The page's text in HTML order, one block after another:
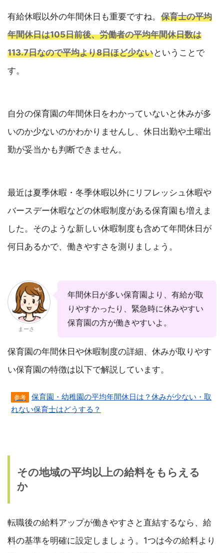
有給休暇以外の年間休日も重要ですね。 保育士の平均
年間休日は105日前後、労働者の平均年間休日数は
113.7日なので平均より8日ほど少ない ということで
す。
自分の保育園の年間休日をわかっていないと休みが多
いのか少ないのかわかりませんし、休日出勤や土曜出
勤が妥当かも判断できません。
最近は夏季休暇・冬季休暇以外にリフレッシュ休暇や
バースデー休暇などの休暇制度がある保育園も増えま
した。そのような新しい休暇制度も含めて年間休日が
何日あるかで、働きやすさを測りましょう。
まーさ
年間休日が多い保育園より、有給が取
りやすかったり、緊急時に休みやすい
保育園の方が働きやすいよ。
保育園の年間休日や休暇制度の詳細、休みが取りやす
い保育園の特徴は以下で解説しています。
保育園・幼稚園の平均年間休日は？休みが少ない・取
れない保育士はどうする？
その地域の平均以上の給料をもらえる
か
転職後の給料アップが働きやすさと直結するなら、給
料の基準を明確に設定しましょう。1つは今の給料より